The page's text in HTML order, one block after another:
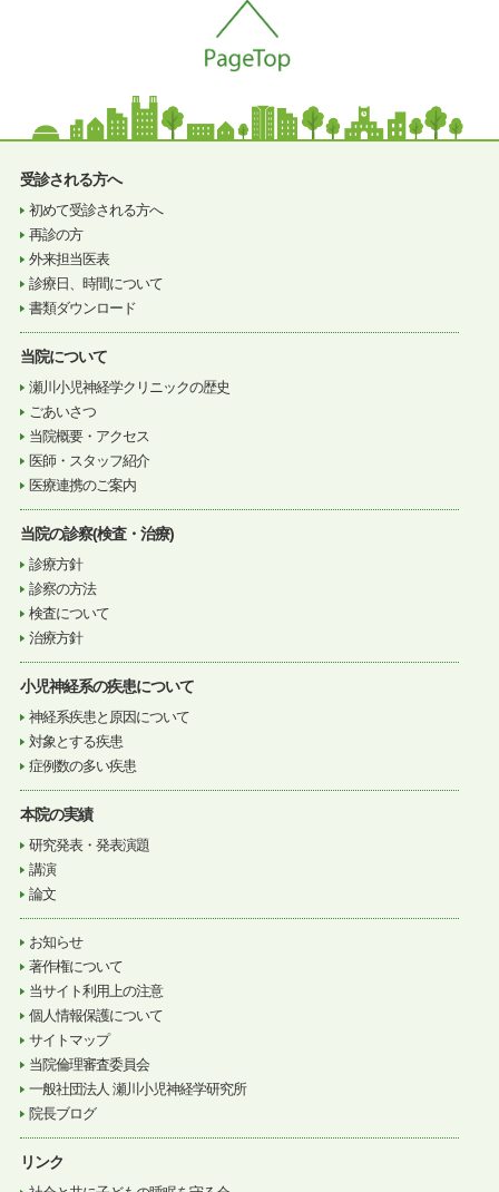
受診される方へ
初めて受診される方へ
再診の方
外来担当医表
診療日、時間について
書類ダウンロード
当院について
瀬川小児神経学クリニックの歴史
ごあいさつ
当院概要・アクセス
医師・スタッフ紹介
医療連携のご案内
当院の診察(検査・治療)
診療方針
診察の方法
検査について
治療方針
小児神経系の疾患について
神経系疾患と原因について
対象とする疾患
症例数の多い疾患
本院の実績
研究発表・発表演題
講演
論文
お知らせ
著作権について
当サイト利用上の注意
個人情報保護について
サイトマップ
当院倫理審査委員会
一般社団法人 瀬川小児神経学研究所
院長ブログ
リンク